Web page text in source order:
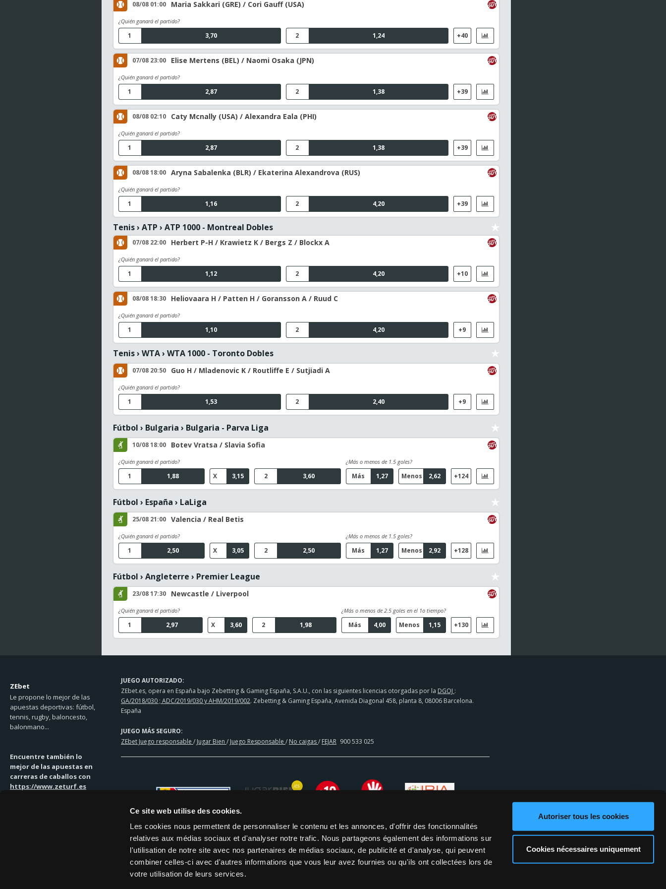
Ce site web utilise des cookies.
Les cookies nous permettent de personnaliser le contenu et les annonces, d'offrir des fonctionnalités
relatives aux médias sociaux et d'analyser notre trafic. Nous partageons également des informations sur
l'utilisation de notre site avec nos partenaires de médias sociaux, de publicité et d'analyse, qui peuvent
combiner celles-ci avec d'autres informations que vous leur avez fournies ou qu'ils ont collectées lors de
votre utilisation de leurs services.
Autoriser tous les cookies
Cookies nécessaires uniquement
08/08 01:00 Maria Sakkari (GRE) / Cori Gauff (USA)
¿Quién ganará el partido?
3,70
1 1,24
2 +40
07/08 23:00 Elise Mertens (BEL) / Naomi Osaka (JPN)
¿Quién ganará el partido?
2,87
1 1,38
2 +39
08/08 02:10 Caty Mcnally (USA) / Alexandra Eala (PHI)
¿Quién ganará el partido?
2,87
1 1,38
2 +39
08/08 18:00 Aryna Sabalenka (BLR) / Ekaterina Alexandrova (RUS)
¿Quién ganará el partido?
1,16
1 4,20
2 +39
Tenis› ATP › ATP 1000 - Montreal Dobles
07/08 22:00 Herbert P-H / Krawietz K / Bergs Z / Blockx A
¿Quién ganará el partido?
1,12
1 4,20
2 +10
08/08 18:30 Heliovaara H / Patten H / Goransson A / Ruud C
¿Quién ganará el partido?
1,10
1 4,20
2 +9
Tenis› WTA› WTA 1000 - Toronto Dobles
07/08 20:50 Guo H / Mladenovic K / Routliffe E / Sutjiadi A
¿Quién ganará el partido?
1,53
1 2,40
2 +9
Fútbol › Bulgaria › Bulgaria - Parva Liga
10/08 18:00 Botev Vratsa / Slavia Sofia
¿Quién ganará el partido?
1,88
1 3,15
X 3,60
2
¿Más o menos de 1.5 goles?
1,27
Más 2,62
Menos +124
Fútbol › España › LaLiga
25/08 21:00 Valencia / Real Betis
¿Quién ganará el partido?
2,50
1 3,05
X 2,50
2
¿Más o menos de 1.5 goles?
1,27
Más 2,92
Menos +128
Fútbol › Angleterre › Premier League
23/08 17:30 Newcastle / Liverpool
¿Quién ganará el partido?
2,97
1 3,60
X 1,98
2
¿Más o menos de 2.5 goles en el 1o tiempo?
4,00
Más 1,15
Menos +130
ZEbet
Le propone lo mejor de las
apuestas deportivas: fútbol,
tennis, rugby, baloncesto,
balonmano...
Encuentre también lo
mejor de las apuestas en
carreras de caballos con
https://www.zeturf.es
JUEGO AUTORIZADO:
ZEbet.es, opera en España bajo Zebetting & Gaming España, S.A.U., con las siguientes licencias otorgadas por la DGOJ :
GA/2018/030 ; ADC/2019/030 y AHM/2019/002. Zebetting & Gaming España, Avenida Diagonal 458, planta 8, 08006 Barcelona.
España
JUEGO MÁS SEGURO:
ZEbet Juego responsable / Jugar Bien / Juego Responsable / No caigas/ FEJAR 900 533 025
MASTERCARD | VISA | TRANSFERENCIA BANCARIA | PAYSAFECARD